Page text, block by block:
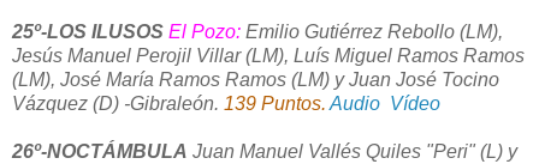
25º-LOS ILUSOS El Pozo: Emilio Gutiérrez Rebollo (LM),
Jesús Manuel Perojil Villar (LM), Luís Miguel Ramos Ramos
(LM), José María Ramos Ramos (LM) y Juan José Tocino
Vázquez (D) -Gibraleón. 139 Puntos. Audio Vídeo
26º-NOCTÁMBULA Juan Manuel Vallés Quiles "Peri" (L) y